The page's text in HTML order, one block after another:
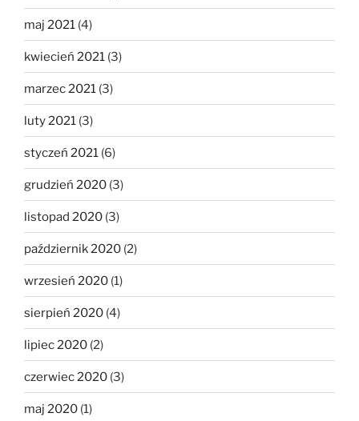
maj 2021 (4)
kwiecień 2021 (3)
marzec 2021 (3)
luty 2021 (3)
styczeń 2021 (6)
grudzień 2020 (3)
listopad 2020 (3)
październik 2020 (2)
wrzesień 2020 (1)
sierpień 2020 (4)
lipiec 2020 (2)
czerwiec 2020 (3)
maj 2020 (1)